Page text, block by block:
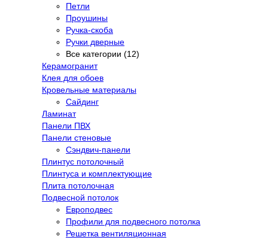
Петли
Проушины
Ручка-скоба
Ручки дверные
Все категории (12)
Керамогранит
Клея для обоев
Кровельные материалы
Сайдинг
Ламинат
Панели ПВХ
Панели стеновые
Сэндвич-панели
Плинтус потолочный
Плинтуса и комплектующие
Плита потолочная
Подвесной потолок
Европодвес
Профили для подвесного потолка
Решетка вентиляционная